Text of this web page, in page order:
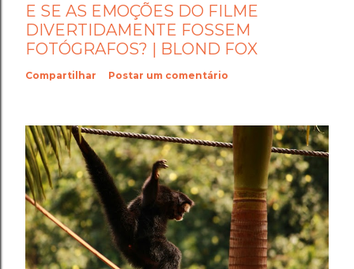
E SE AS EMOÇÕES DO FILME
DIVERTIDAMENTE FOSSEM
FOTÓGRAFOS? | BLOND FOX
Compartilhar Postar um comentário